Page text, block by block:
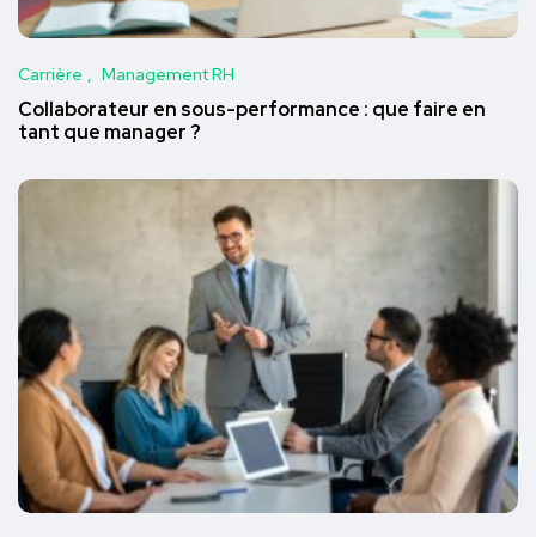
Carrière Management RH
Collaborateur en sous-performance : que faire en
tant que manager ?